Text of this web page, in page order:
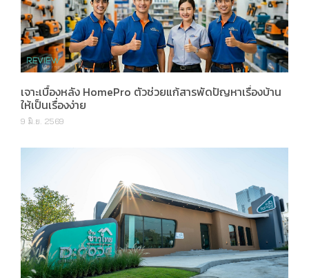
เจาะเบื้องหลัง HomePro ตัวช่วยแก้สารพัดปัญหาเรื่องบ้าน
ให้เป็นเรื่องง่าย
9 มิ.ย. 2569